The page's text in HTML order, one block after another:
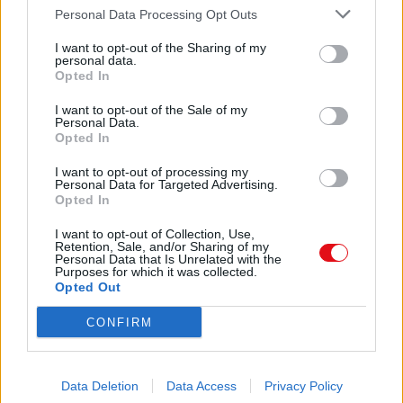
Personal Data Processing Opt Outs
I want to opt-out of the Sharing of my
personal data.
Opted In
I want to opt-out of the Sale of my
Personal Data.
Opted In
I want to opt-out of processing my
Personal Data for Targeted Advertising.
Opted In
I want to opt-out of Collection, Use,
Retention, Sale, and/or Sharing of my
Personal Data that Is Unrelated with the
Purposes for which it was collected.
Opted Out
CONFIRM
Data Deletion Data Access Privacy Policy
permettant de communiquer en français.
Apprendre le français, c’est le
d’apprendre une langue belle et riche.
plaisir
Act.2. Que connaissez-vous sur la France ?
Ça vous dit quoi la France ?





Comparte el documento
Enlace a esta página
Enlace permanente
Utilice el enlace permanente a la página de descarga del
documento para compartir su documento en Facebook,
electrónico, Messenger, Whatsapp, Line..